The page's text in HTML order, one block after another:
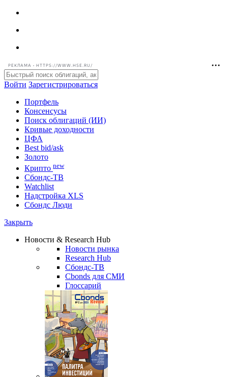
РЕКЛАМА • HTTPS://WWW.HSE.RU/
Войти Зарегистрироваться
Портфель
Консенсусы
Поиск облигаций (ИИ)
Кривые доходности
ЦФА
Best bid/ask
Золото
Крипто new
Watchlist
Сбондс Люди
Новости & Research Hub
Новости рынка
Research Hub
Сбондс-ТВ
Cbonds для СМИ
Глоссарий